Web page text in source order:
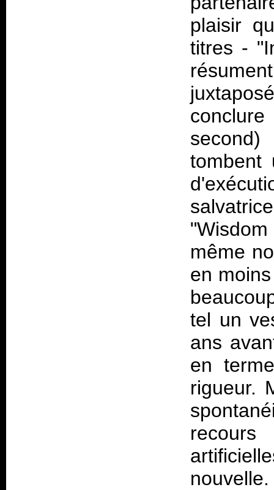
plaisir
titres -
même
en
tel un
ans
en
rigueur.
recours
nouvelle.